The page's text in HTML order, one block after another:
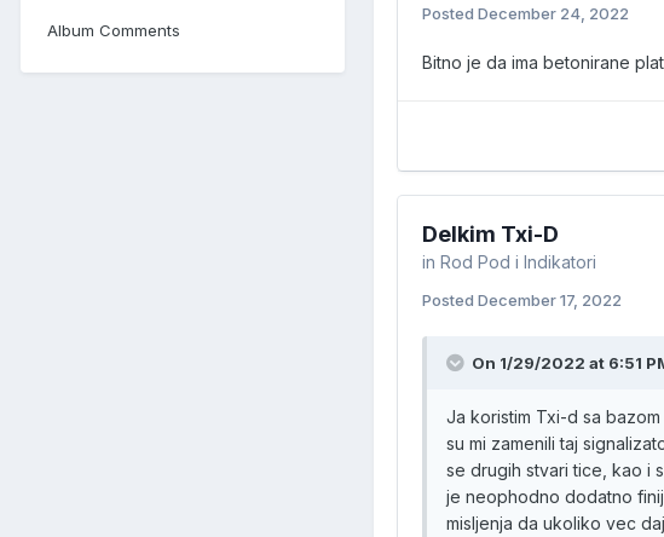
Album Comments
Posted December 24, 2022
Bitno je da ima betonirane
Delkim Txi-D
in Rod Pod i Indikatori
Posted December 17, 2022
On 1/29/2022 at 6:51
Ja koristim Txi-d sa
su mi zamenili taj
se drugih stvari tice, kao i
je neophodno dodatno
misljenja da ukoliko vec